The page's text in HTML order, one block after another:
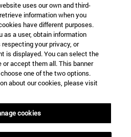
uses our own and third-
information when you
have different purposes.
as a user, obtain information
your privacy, or
is displayed. You can select the
accept them all. This banner
one of the two options.
about our cookies, please visit
cookies